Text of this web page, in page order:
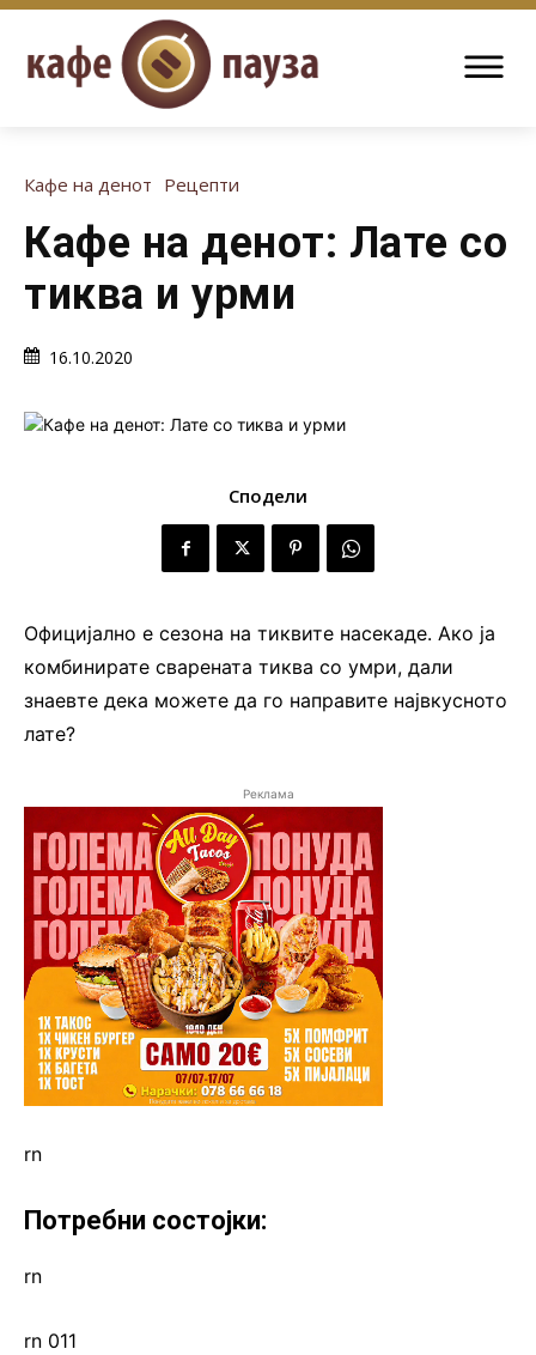
Кафе на денот Рецепти
Кафе на денот: Лате со
тиква и урми
16.10.2020
Сподели
Официјално е сезона на тиквите насекаде. Ако ја
комбинирате сварената тиква со умри, дали
знаевте дека можете да го направите највкусното
лате?
Реклама
rn
Потребни состојки:
rn
rn 011